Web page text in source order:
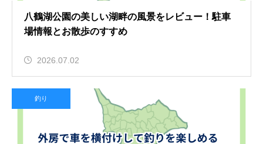
八鶴湖公園の美しい湖畔の風景をレビュー！駐車
場情報とお散歩のすすめ
2026.07.02
釣り